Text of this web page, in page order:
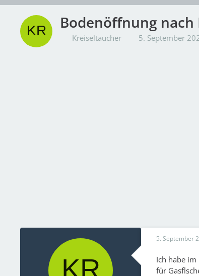
Bodenöffnung
Kreiseltaucher 5. September
5. September
Ich habe
für